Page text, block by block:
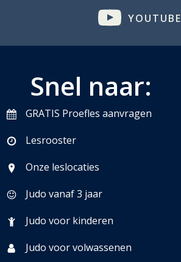
YOUTUBE
Snel naar:
GRATIS Proefles aanvragen
Lesrooster
Onze leslocaties
Judo vanaf 3 jaar
Judo voor kinderen
Judo voor volwassenen